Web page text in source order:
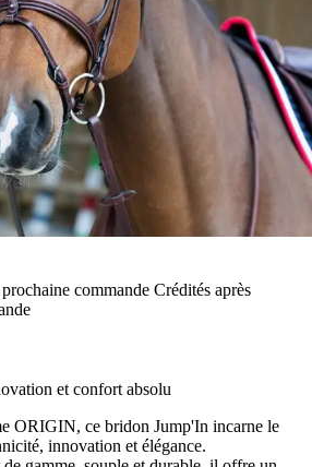
commande Crédités après
et confort absolu
ORIGIN, ce bridon Jump'In incarne le
innovation et élégance.